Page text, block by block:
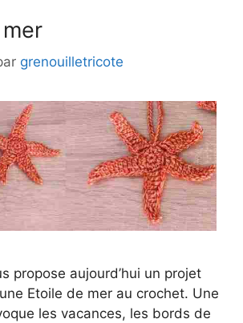
grenouilletricote
propose aujourd’hui un projet
Etoile de mer au crochet. Une
les vacances, les bords de